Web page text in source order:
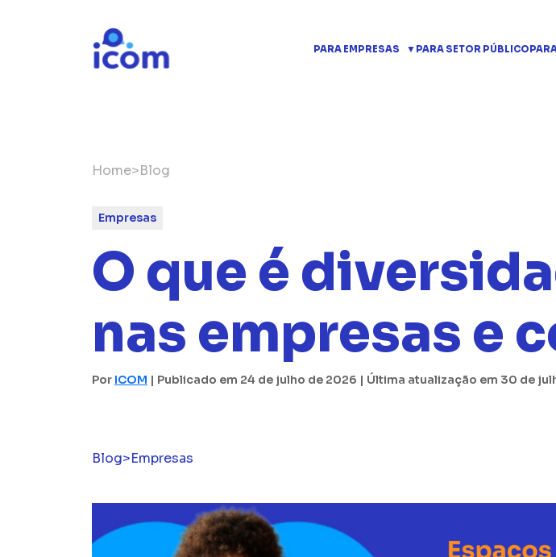
PARA EMPRESAS PARA SETOR PÚBLICO
Home>Blog
Empresas
O que é
nas empresas e
Por ICOM | Publicado em 24 de julho de 2026 | Última atualização em 30 de
Blog>Empresas